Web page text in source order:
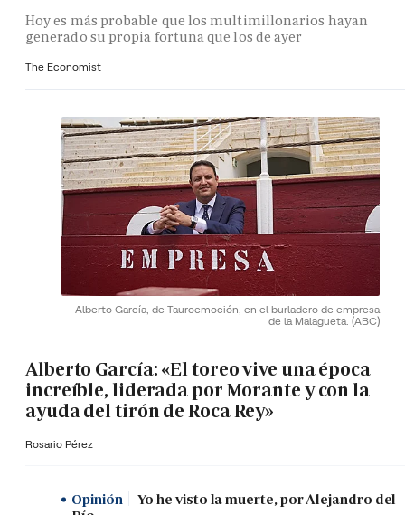
Hoy es más probable que los multimillonarios hayan
generado su propia fortuna que los de ayer
The Economist
Alberto García, de Tauroemoción, en el burladero de empresa
de la Malagueta. (ABC)
Alberto García: «El toreo vive una época
increíble, liderada por Morante y con la
ayuda del tirón de Roca Rey»
Rosario Pérez
Opinión
Yo he visto la muerte, por Alejandro del